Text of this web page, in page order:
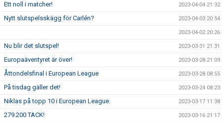
Ett noll i matcher! 2023-04-04 21:32
Nytt slutspelsskägg för Carlén? 2023-04-03 20:54
2023-04-02 20:26
Nu blir det slutspel! 2023-03-31 21:31
Europaäventyret är över! 2023-03-28 21:09
Åttondelsfinal i European League 2023-03-28 08:55
På tisdag gäller det! 2023-03-24 08:23
Niklas på topp 10 i European League. 2023-03-17 11:38
279.200 TACK! 2023-03-16 21:17